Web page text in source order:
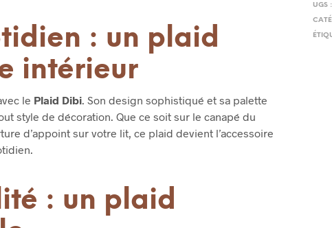
UGS :
: un plaid
intérieur
le Plaid Dibi. Son design sophistiqué et sa palette
style de décoration. Que ce soit sur le canapé du
d’appoint sur votre lit, ce plaid devient l’accessoire
: un plaid